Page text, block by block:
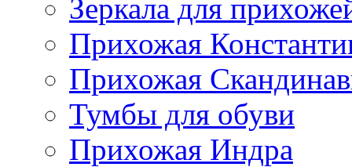
Зеркала для
Прихожая
Прихожая
Тумбы для обуви
Прихожая Индра